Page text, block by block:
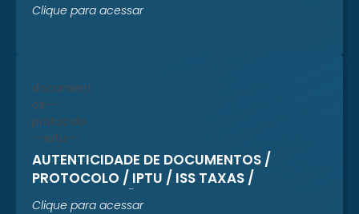
Clique para acessar
AUTENTICIDADE DE DOCUMENTOS /
PROTOCOLO / IPTU / ISS TAXAS /
REGULARIZAÇÃO CADASTRAL
Clique para acessar